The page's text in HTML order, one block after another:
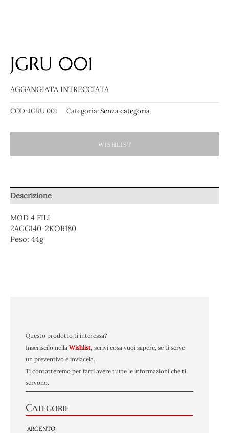
Questo prodotto ti interessa?
Inseriscilo nella Wishlist, scrivi cosa vuoi sapere, se ti serve
un preventivo e inviacela.
Ti contatteremo per farti avere tutte le informazioni che ti
servono.
Categorie
ARGENTO
JGRU 001
AGGANGIATA INTRECCIATA
COD:JGRU 001 Categoria:Senza categoria
WISHLIST
Descrizione
MOD 4 FILI
2AGG140-2KOR180
Peso: 44g